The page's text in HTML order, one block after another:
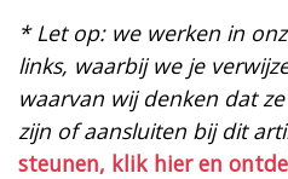
* Let op: we werken in
links, waarbij we je
waarvan wij denken dat
zijn of aansluiten bij dit
steunen, klik hier en